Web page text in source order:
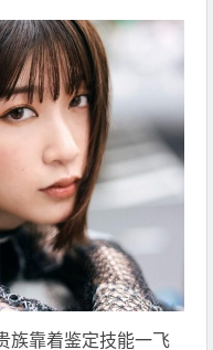
族靠着鉴定技能一飞